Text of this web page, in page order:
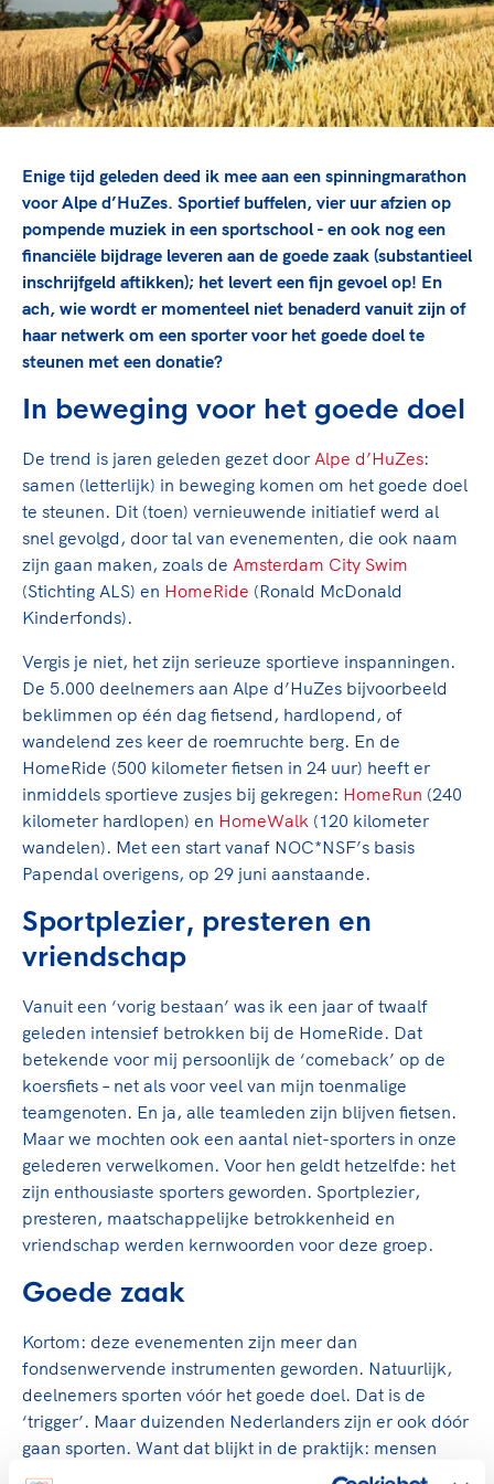
Sportonderzoek
Sportakkoord II
TeamNL kids
Olympische geschiedenis
Nieuwspagina
Columns
Sport verenigt. Op sportclubs, pleintjes, tijdens
een rondje fietsen, door samen te skaten of naar
de sportschool te gaan. Door samen te juichen
voor Sifan Hassan, Rico Verhoeven, Diede de
Groot en het Nederlands Elftal. Of met trots te
genieten van de karatewedstrijd van je dochter,
de halve marathon van je moeder of de
hockeywedstrijd van je buurjongen.
Lees verder
Veilige en integere sport
Diversiteit en inclusie
Gezonde sportomgeving
Duurzaamheid
Vitale clubs en bestuurlijk kader
Sportmatch
Clubacties
Handboek Wet- en Regelgeving
Opleidingen en trainingen
High5 Stappenplan
Ruimte voor sport
Clubondersteuning
Beroepskrachten
Samen voor een veilige
sportomgeving
Voor welk gedrag staat de club? Wat mag wel
langs de lijn, in de kleedkamer, kantine en online?
En wat mag vooral niet? Een gedragscode geeft
hier richting aan en is dus een belangrijk
onderdeel van het clubbeleid rondom gewenst en
ongewenst gedrag.
Lees verder
TeamNL Academie Kalender
Kennisaanbod TeamNL Experts
TeamNL Sport Science Centre
Olympische Spelen LA28
Paralympische Spelen LA28
Europese Spelen Istanbul 2027
Topsportbeleid
Topsportfinanciering
Maatschappelijke waarde topsport
De TeamNL Academie
De TeamNL Academie biedt een leer- en
ontwikkelprogramma voor de volgende functies
binnen TeamNL programma's: experts, coaches,
toekomstig kader.
Lees verder
Enige tijd geleden deed ik mee aan een spinningmarathon
voor Alpe d’HuZes. Sportief buffelen, vier uur afzien op
pompende muziek in een sportschool - en ook nog een
financiële bijdrage leveren aan de goede zaak (substantieel
inschrijfgeld aftikken); het levert een fijn gevoel op! En
ach, wie wordt er momenteel niet benaderd vanuit zijn of
haar netwerk om een sporter voor het goede doel te
steunen met een donatie?
In beweging voor het goede doel
De trend is jaren geleden gezet door Alpe d’HuZes:
samen (letterlijk) in beweging komen om het goede doel
te steunen. Dit (toen) vernieuwende initiatief werd al
snel gevolgd, door tal van evenementen, die ook naam
zijn gaan maken, zoals de Amsterdam City Swim
(Stichting ALS) en HomeRide (Ronald McDonald
Kinderfonds).
Vergis je niet, het zijn serieuze sportieve inspanningen.
De 5.000 deelnemers aan Alpe d’HuZes bijvoorbeeld
beklimmen op één dag fietsend, hardlopend, of
wandelend zes keer de roemruchte berg. En de
HomeRide (500 kilometer fietsen in 24 uur) heeft er
inmiddels sportieve zusjes bij gekregen: HomeRun (240
kilometer hardlopen) en HomeWalk (120 kilometer
wandelen). Met een start vanaf NOC*NSF’s basis
Papendal overigens, op 29 juni aanstaande.
Sportplezier, presteren en
vriendschap
Vanuit een ‘vorig bestaan’ was ik een jaar of twaalf
geleden intensief betrokken bij de HomeRide. Dat
betekende voor mij persoonlijk de ‘comeback’ op de
koersfiets – net als voor veel van mijn toenmalige
teamgenoten. En ja, alle teamleden zijn blijven fietsen.
Maar we mochten ook een aantal niet-sporters in onze
gelederen verwelkomen. Voor hen geldt hetzelfde: het
zijn enthousiaste sporters geworden. Sportplezier,
presteren, maatschappelijke betrokkenheid en
vriendschap werden kernwoorden voor deze groep.
Goede zaak
Kortom: deze evenementen zijn meer dan
fondsenwervende instrumenten geworden. Natuurlijk,
deelnemers sporten vóór het goede doel. Dat is de
‘trigger’. Maar duizenden Nederlanders zijn er ook dóór
gaan sporten. Want dat blijkt in de praktijk: mensen
worden door dit soort evenementen aangezet tot